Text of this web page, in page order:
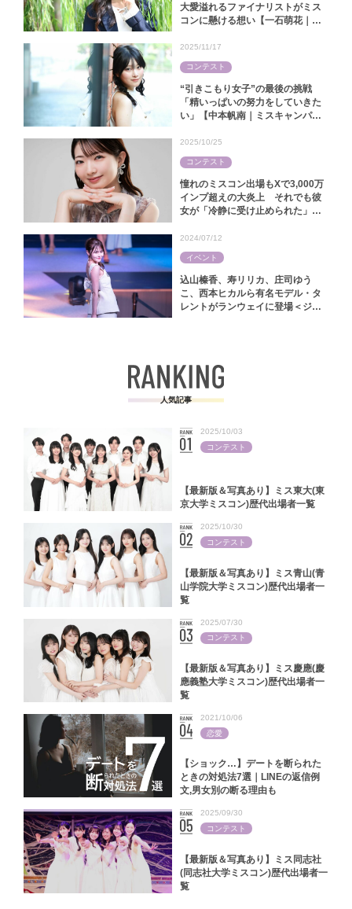
大愛溢れるファイナリストがミス
コンに懸ける想い【一石萌花｜ミ
“引きこもり女子”の最後の挑戦
「精いっぱいの努力をしていきた
い」【中本帆南｜ミスキャンパス
2025/11/17
コンテスト
憧れのミスコン出場もXで3,000万
インプ超えの大炎上 それでも彼
女が「冷静に受け止められた」ワ
2025】
2025/10/25
コンテスト
込山榛香、寿リリカ、庄司ゆう
こ、西本ヒカルら有名モデル・タ
レントがランウェイに登場＜ジャ
2024/07/12
イベント
人気記事
【最新版＆写真あり】ミス東大(東
京大学ミスコン)歴代出場者一覧
2025/10/03
コンテスト
【最新版＆写真あり】ミス青山(青
山学院大学ミスコン)歴代出場者一
覧
2025/10/30
コンテスト
【最新版＆写真あり】ミス慶應(慶
應義塾大学ミスコン)歴代出場者一
覧
2025/07/30
コンテスト
【ショック…】デートを断られた
ときの対処法7選｜LINEの返信例
文,男女別の断る理由も
2021/10/06
恋愛
【最新版＆写真あり】ミス同志社
(同志社大学ミスコン)歴代出場者一
覧
2025/09/30
コンテスト